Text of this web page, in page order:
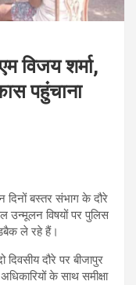
विजय शर्मा,
पहुंचाना
दिनों बस्तर संभाग के दौरे
उन्मूलन विषयों पर पुलिस
ले रहे हैं।
दिवसीय दौरे पर बीजापुर
के साथ समीक्षा